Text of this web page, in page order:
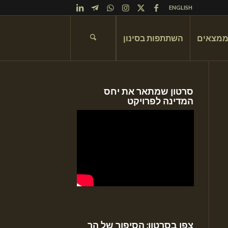
ENGLISH
השתתפות בסינון
סרטון שמתאר את יחס
המדינה לפרויקט
צפו בסרטון: הסיפור של הר